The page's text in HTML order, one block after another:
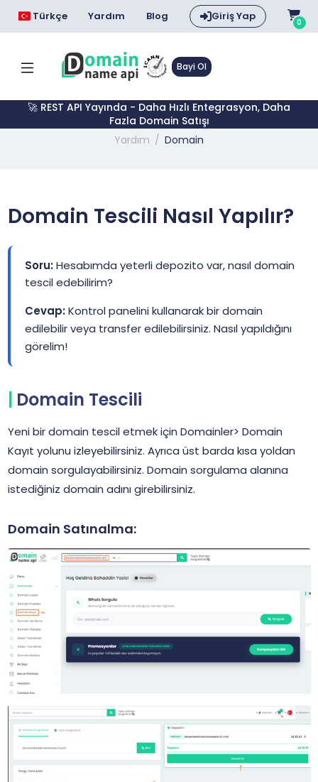
Türkçe Yardım Blog Giriş Yap 0
Bayi Ol
🚀 REST API Yayında - Daha Hızlı Entegrasyon, Daha
Fazla Domain Satışı
Yardım
Domain
Domain Tescili Nasıl Yapılır?
Soru:Hesabımda yeterli depozito var, nasıl domain
tescil edebilirim?
Cevap:Kontrol panelini kullanarak bir domain
edilebilir veya transfer edilebilirsiniz. Nasıl yapıldığını
görelim!
Domain Tescili
Yeni bir domain tescil etmek için Domainler> Domain
Kayıt yolunu izleyebilirsiniz. Ayrıca üst barda kısa yoldan
domain sorgulayabilirsiniz. Domain sorgulama alanına
istediğiniz domain adını girebilirsiniz.
Domain Satınalma: